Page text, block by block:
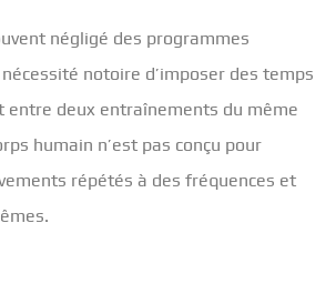
négligé des programmes
notoire d’imposer des temps
entre deux entraînements du même
humain n’est pas conçu pour
répétés à des fréquences et